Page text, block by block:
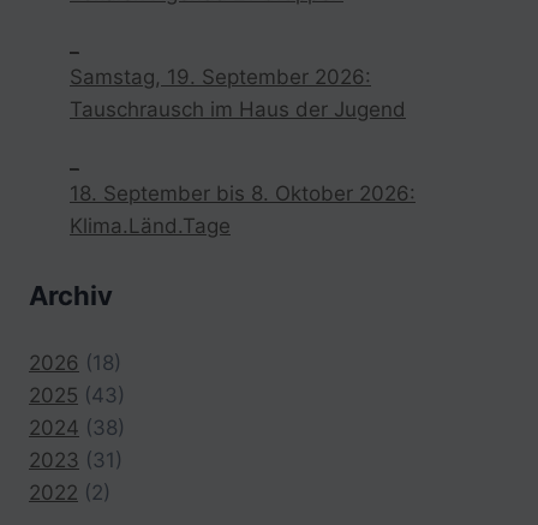
–
Samstag, 19. September 2026:
Tauschrausch im Haus der Jugend
18. September bis 8. Oktober 2026:
Klima.Länd.Tage
Archiv
2026 (18)
2025 (43)
2024 (38)
2023 (31)
2022 (2)